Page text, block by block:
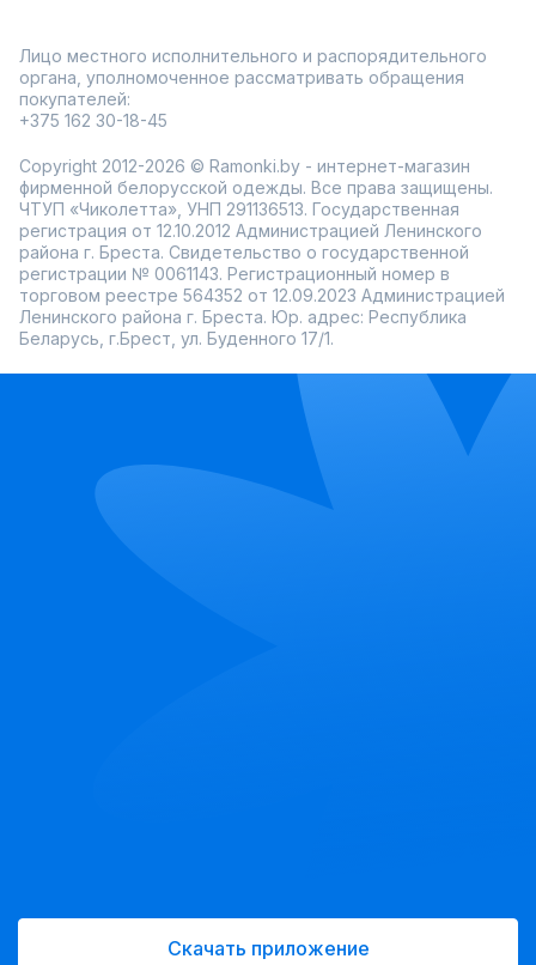
костюмы с мягкими прямыми или слегка
расклешёнными брюками;
комплекты с жакетами разной длины и посадки;
модели с поясами для акцентирования талии;
насыщенных ярких оттенков.
Большой размерный ряд и возможность примерки перед
покупкой позволяют подобрать оптимальный вариант для
любой фигуры. Быстрая доставка по всей России делает
выбор удобным и комфортным, а регулярные акции
помогают подобрать комплект по выгодной цене.
Цветочный костюм — это способ добавить в гардероб
динамику и настроение без лишней сложности, сочетая
стиль и практичность.
Лицо местного исполнительного и распорядительного
органа, уполномоченное рассматривать обращения
покупателей:
+375 162 30-18-45
Copyright 2012-2026 © Ramonki.by - интернет-магазин
фирменной белорусской одежды. Все права защищены.
ЧТУП «Чиколетта», УНП 291136513. Государственная
регистрация от 12.10.2012 Администрацией Ленинского
района г. Бреста. Свидетельство о государственной
регистрации № 0061143. Регистрационный номер в
торговом реестре 564352 от 12.09.2023 Администрацией
Ленинского района г. Бреста. Юр. адрес: Республика
Беларусь, г.Брест, ул. Буденного 17/1.
Скачать приложение